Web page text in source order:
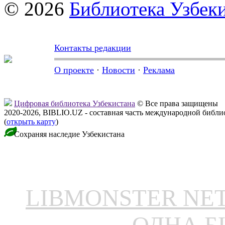
© 2026 Библиотека
Контакты редакции
О проекте · Новости · Реклама
Цифровая библиотека Узбекистана © Все права защищены
2020-2026, BIBLIO.UZ - составная часть международной
(открыть карту)
Сохраняя наследие Узбекистана
LIBMONSTER